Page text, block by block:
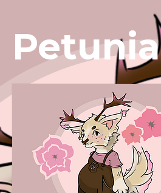
Petunia